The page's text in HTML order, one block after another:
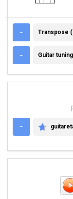
- Transpose
- GUITAR
Guitar tuning
-